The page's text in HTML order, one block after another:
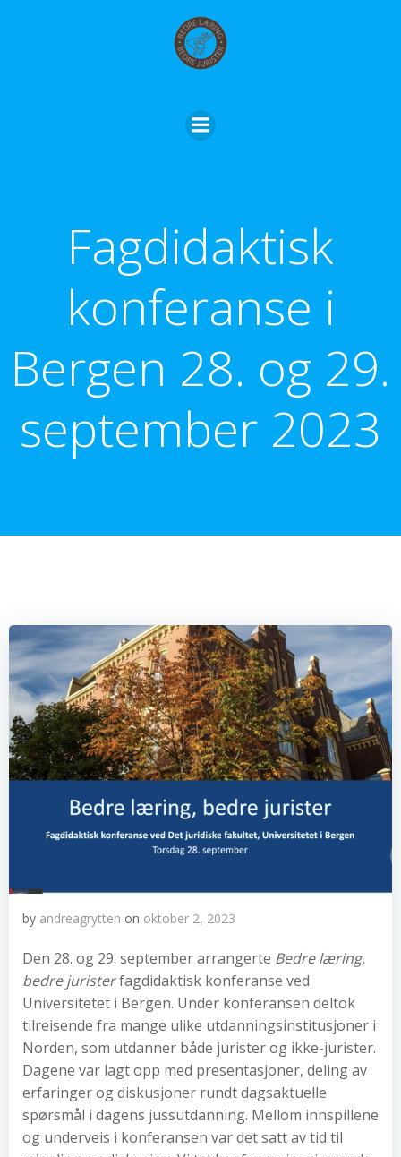
to
content
Fagdidaktisk
konferanse i
Bergen 28. og 29.
september 2023
by andreagrytten on oktober 2, 2023
Den 28. og 29. september arrangerte Bedre læring,
bedre juristerfagdidaktisk konferanse ved
Universitetet i Bergen. Under konferansen deltok
tilreisende fra mange ulike utdanningsinstitusjoner i
Norden, som utdanner både jurister og ikke-jurister.
Dagene var lagt opp med presentasjoner, deling av
erfaringer og diskusjoner rundt dagsaktuelle
spørsmål i dagens jussutdanning. Mellom innspillene
og underveis i konferansen var det satt av tid til